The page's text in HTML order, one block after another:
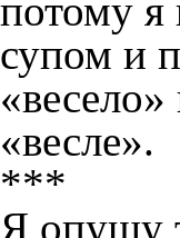
потому я
супом и
«весле».
***
Я опущу